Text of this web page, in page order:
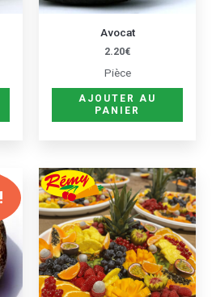
peuvent
la
Avocat
2.20€
Pièce
AJOUTER AU
PANIER
Ce
produit
a
plusieurs
variations.
Ce
a
Les